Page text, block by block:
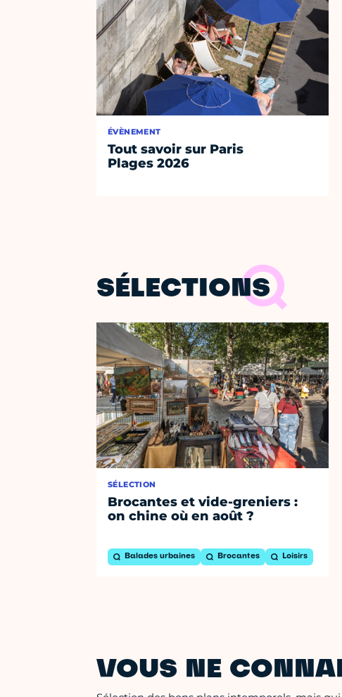
ÉVÈNEMENT
Tout savoir sur Paris
Plages 2026
SÉLECTIONS
SÉLECTION
Brocantes et vide-greniers :
on chine où en août ?
Balades urbaines Brocantes Loisirs
VOUS NE